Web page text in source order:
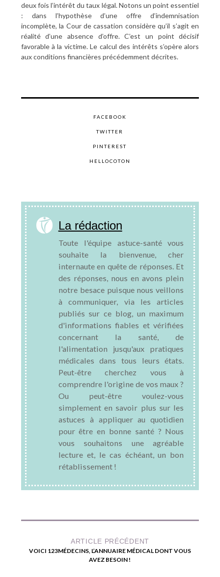
deux fois l’intérêt du taux légal. Notons un point essentiel
: dans l’hypothèse d’une offre d’indemnisation
incomplète, la Cour de cassation considère qu’il s’agit en
réalité d’une absence d’offre. C’est un point décisif
favorable à la victime. Le calcul des intérêts s’opère alors
aux conditions financières précédemment décrites.
FACEBOOK
TWITTER
PINTEREST
HELLOCOTON
La rédaction
Toute l'équipe astuce-santé vous
souhaite la bienvenue, cher
internaute en quête de réponses. Et
des réponses, nous en avons plein
notre besace puisque nous veillons
à communiquer, via les articles
publiés sur ce blog, un maximum
d'informations fiables et vérifiées
concernant la santé, de
l'alimentation jusqu'aux pratiques
médicales dans tous leurs états.
Peut-être cherchez vous à
comprendre l'origine de vos maux ?
Ou peut-être voulez-vous
simplement en savoir plus sur les
astuces à appliquer au quotidien
pour être en bonne santé ? Nous
vous souhaitons une agréable
lecture et, le cas échéant, un bon
rétablissement !
ARTICLE PRÉCÉDENT
VOICI 123MÉDECINS, L’ANNUAIRE MÉDICAL DONT VOUS
AVEZ BESOIN !